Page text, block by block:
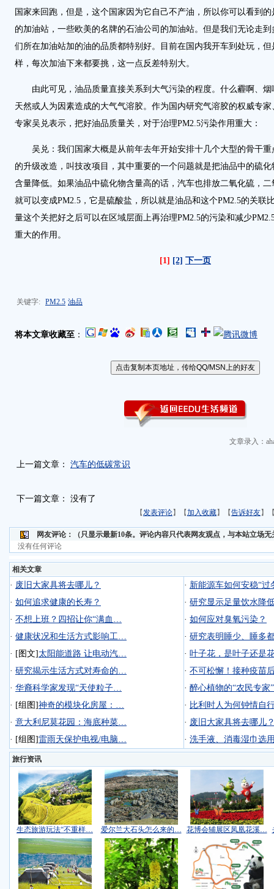
国家来回跑，但是，这个国家因为它自己不产油，所以你可以看到
的加油站，一些欧美的名牌的石油公司的加油站。但是我们无论走
们所在加油站加的油的品质都特别好。目前在国内我开车到处玩，
样，每次加油下来都要挑，这一点反差特别大。
由此可见，油品质量直接关系到大气污染的程度。什么霾啊、烟
天然或人为因素造成的大气气溶胶。作为国内研究气溶胶的权威专
专家吴兑表示，把好油品质量关，对于治理PM2.5污染作用重大：
吴兑：我们国家大概是从前年去年开始安排十几个大型的骨干重
的升级改造，叫技改项目，其中重要的一个问题就是把油品中的硫
含量降低。如果油品中硫化物含量高的话，汽车也排放二氧化硫，
就可以变成PM2.5，它是硫酸盐，所以就是油品和这个PM2.5的关联
量这个关把好之后可以在区域层面上再治理PM2.5的污染和减少
重大的作用。
[1] [2] 下一页
关键字: PM2.5 油品
将本文章收藏至 ：
文章录入：
上一篇文章： 汽车的低碳常识
下一篇文章： 没有了
【发表评论】【加入收藏】【告诉好友】
网友评论：
（只显示最新10条。评论内容只代表网友观点，与本站立场无
没有任何评论
相关文章
· 废旧大家具将去哪儿？
· 如何追求健康的长寿？
· 不想上班？四招让你“满血…
· 健康状况和生活方式影响工…
· [图文] 太阳能道路 让电动汽…
· 研究揭示生活方式对寿命的…
· 华裔科学家发现“天使粒子…
· [组图]神奇的模块化房屋：…
· 意大利尼莫花园：海底种菜…
· [组图]雷雨天保护电视/电脑…
· 新能源车如何安稳“
· 研究显示足量饮水降
· 如何应对臭氧污染？
· 研究表明睡少、睡多
· 叶子花，是叶子还是
· 不可松懈！接种疫苗
· 醉心植物的“农民专家”
· 比利时人为何钟情自
· 废旧大家具将去哪儿
· 洗手液、消毒湿巾选
旅行资讯
生态旅游玩法“不重样… 爱尔兰大石头怎么来的… 花博会辅展区凤凰花溪…